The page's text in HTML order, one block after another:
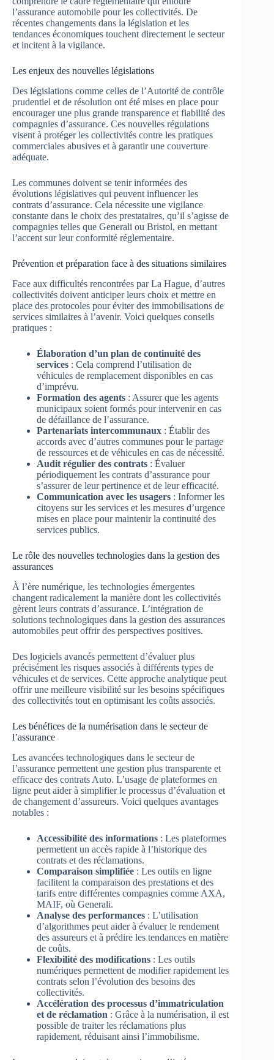
l’assurance automobile pour les collectivités. De
récentes changements dans la législation et les
tendances économiques touchent directement le secteur
et incitent à la vigilance.
Les enjeux des nouvelles législations
Des législations comme celles de l’Autorité de contrôle
prudentiel et de résolution ont été mises en place pour
encourager une plus grande transparence et fiabilité des
compagnies d’assurance. Ces nouvelles régulations
visent à protéger les collectivités contre les pratiques
commerciales abusives et à garantir une couverture
adéquate.
Les communes doivent se tenir informées des
évolutions législatives qui peuvent influencer les
contrats d’assurance. Cela nécessite une vigilance
constante dans le choix des prestataires, qu’il s’agisse de
compagnies telles que Generali ou Bristol, en mettant
l’accent sur leur conformité réglementaire.
Prévention et préparation face à des situations similaires
Face aux difficultés rencontrées par La Hague, d’autres
collectivités doivent anticiper leurs choix et mettre en
place des protocoles pour éviter des immobilisations de
services similaires à l’avenir. Voici quelques conseils
pratiques :
Élaboration d’un plan de continuité des
services : Cela comprend l’utilisation de
véhicules de remplacement disponibles en cas
d’imprévu.
Formation des agents : Assurer que les agents
municipaux soient formés pour intervenir en cas
de défaillance de l’assurance.
Partenariats intercommunaux : Établir des
accords avec d’autres communes pour le partage
de ressources et de véhicules en cas de nécessité.
Audit régulier des contrats : Évaluer
périodiquement les contrats d’assurance pour
s’assurer de leur pertinence et de leur efficacité.
Communication avec les usagers : Informer les
citoyens sur les services et les mesures d’urgence
mises en place pour maintenir la continuité des
services publics.
Le rôle des nouvelles technologies dans la gestion des
assurances
À l’ère numérique, les technologies émergentes
changent radicalement la manière dont les collectivités
gèrent leurs contrats d’assurance. L’intégration de
solutions technologiques dans la gestion des assurances
automobiles peut offrir des perspectives positives.
Des logiciels avancés permettent d’évaluer plus
précisément les risques associés à différents types de
véhicules et de services. Cette approche analytique peut
offrir une meilleure visibilité sur les besoins spécifiques
des collectivités tout en optimisant les coûts associés.
Les bénéfices de la numérisation dans le secteur de
l’assurance
Les avancées technologiques dans le secteur de
l’assurance permettent une gestion plus transparente et
efficace des contrats Auto. L’usage de plateformes en
ligne peut aider à simplifier le processus d’évaluation et
de changement d’assureurs. Voici quelques avantages
notables :
Accessibilité des informations : Les plateformes
permettent un accès rapide à l’historique des
contrats et des réclamations.
Comparaison simplifiée : Les outils en ligne
facilitent la comparaison des prestations et des
tarifs entre différentes compagnies comme AXA,
MAIF, où Generali.
Analyse des performances : L’utilisation
d’algorithmes peut aider à évaluer le rendement
des assureurs et à prédire les tendances en matière
de coûts.
Flexibilité des modifications : Les outils
numériques permettent de modifier rapidement les
contrats selon l’évolution des besoins des
collectivités.
Accélération des processus d’immatriculation
et de réclamation : Grâce à la numérisation, il est
possible de traiter les réclamations plus
rapidement, réduisant ainsi l’immobilisme.